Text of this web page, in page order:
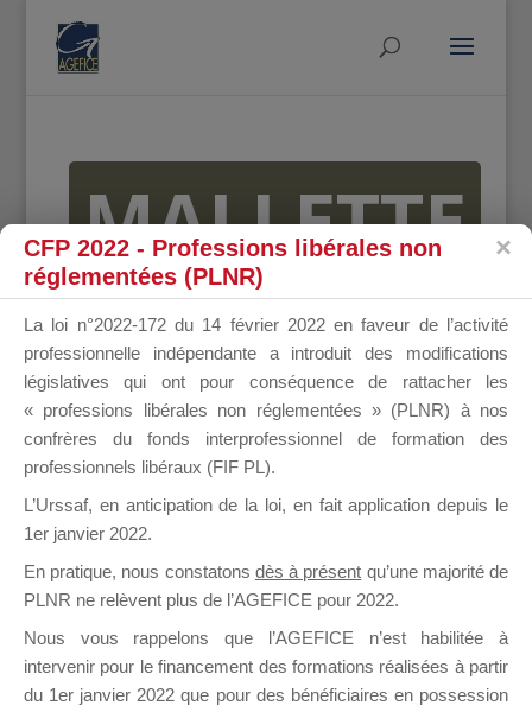
MALLETTE
DU
DIRIGEANT
CFP 2022 - Professions libérales non
réglementées (PLNR)
La loi n°2022-172 du 14 février 2022 en faveur de l’activité
professionnelle indépendante a introduit des modifications
législatives qui ont pour conséquence de rattacher les
« professions libérales non réglementées » (PLNR) à nos
confrères du fonds interprofessionnel de formation des
professionnels libéraux (FIF PL).
L’Urssaf, en anticipation de la loi, en fait application depuis le
1er janvier 2022.
En pratique, nous constatons dès à présent qu’une majorité de
PLNR ne relèvent plus de l’AGEFICE pour 2022.
Nous vous rappelons que l’AGEFICE n’est habilitée à
intervenir pour le financement des formations réalisées à partir
du 1er janvier 2022 que pour des bénéficiaires en possession